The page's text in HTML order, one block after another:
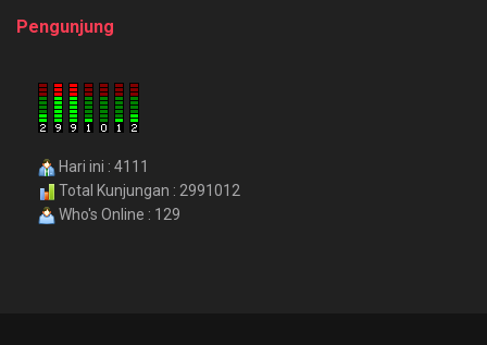
Pengunjung
Hari ini : 4111
Total Kunjungan : 2991012
Who's Online : 129